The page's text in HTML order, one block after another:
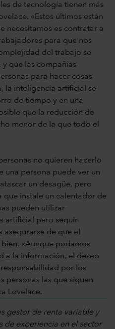
de tecnología tienen más
«Estos últimos están
necesitamos es contratar a
para que nos
del trabajo se
que las compañías
para hacer cosas
la inteligencia artificial se
de tiempo y en una
que la reducción de
menor de la que todo el
no quieren hacerlo
una persona puede ver un
un desagüe, pero
que instale un calentador de
pueden utilizar
artificial pero seguir
de que el
«Aunque podamos
a la información, el deseo
por los
personas las que siguen
Lovelace.
gestor de renta variable y
de experiencia en el sector